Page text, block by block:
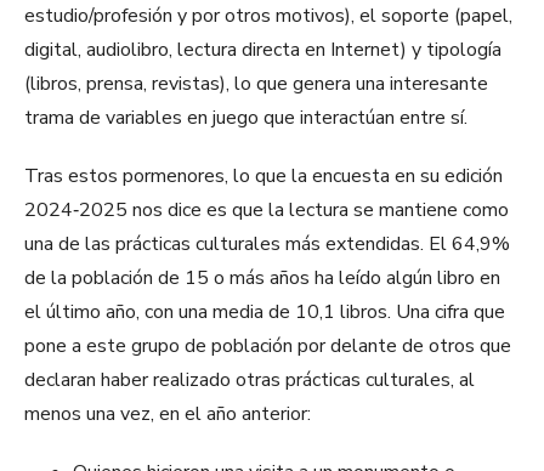
estudio/profesión y por otros motivos), el soporte (papel,
digital, audiolibro, lectura directa en Internet) y tipología
(libros, prensa, revistas), lo que genera una interesante
trama de variables en juego que interactúan entre sí.
Tras estos pormenores, lo que la encuesta en su edición
2024‑2025 nos dice es que la lectura se mantiene como
una de las prácticas culturales más extendidas. El 64,9%
de la población de 15 o más años ha leído algún libro en
el último año, con una media de 10,1 libros. Una cifra que
pone a este grupo de población por delante de otros que
declaran haber realizado otras prácticas culturales, al
menos una vez, en el año anterior: